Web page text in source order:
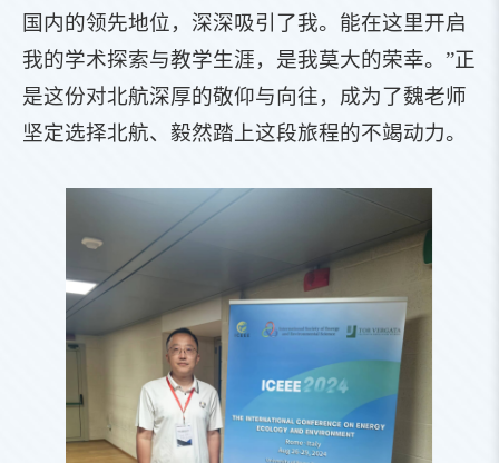
国内的领先地位，深深吸引了我。能在这里开启
我的学术探索与教学生涯，是我莫大的荣幸。”正
是这份对北航深厚的敬仰与向往，成为了魏老师
坚定选择北航、毅然踏上这段旅程的不竭动力。